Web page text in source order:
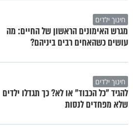
חינוך ילדים
מגרש האימונים הראשון של החיים: מה
עושים כשהאחים רבים ביניהם?
חינוך ילדים
להגיד "כל הכבוד" או לא? כך תגדלו ילדים
שלא מפחדים לנסות